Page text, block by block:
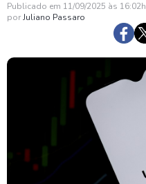
Publicado em 11/09/2025 às 16:02h
porJuliano Passaro